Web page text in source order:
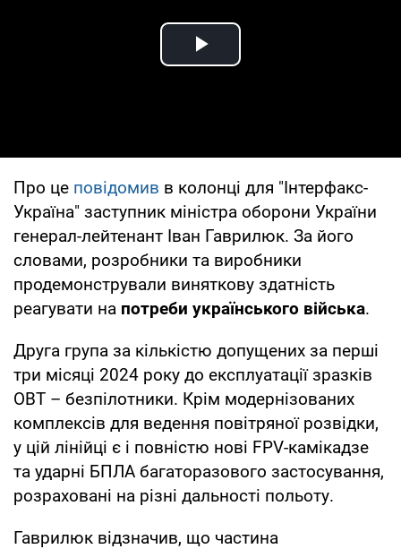
Play Video
Про це повідомив в колонці для "Інтерфакс-
Україна" заступник міністра оборони України
генерал-лейтенант Іван Гаврилюк. За його
словами, розробники та виробники
продемонстрували виняткову здатність
реагувати на потреби українського війська.
Друга група за кількістю допущених за перші
три місяці 2024 року до експлуатації зразків
ОВТ – безпілотники. Крім модернізованих
комплексів для ведення повітряної розвідки,
у цій лінійці є і повністю нові FPV-камікадзе
та ударні БПЛА багаторазового застосування,
розраховані на різні дальності польоту.
Гаврилюк відзначив, що частина